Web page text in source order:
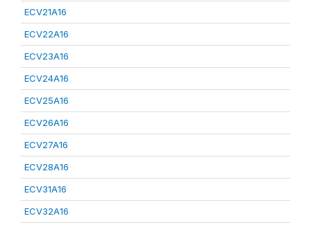
ECV21A16
ECV22A16
ECV23A16
ECV24A16
ECV25A16
ECV26A16
ECV27A16
ECV28A16
ECV31A16
ECV32A16